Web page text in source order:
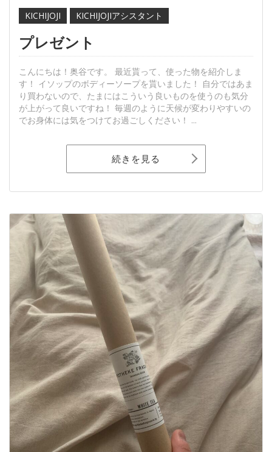
KICHIJOJI
KICHIJOJIアシスタント
プレゼント
こんにちは！奥谷です。 最近貰って、使った物を紹介しま
す！ イソップのボディーソープを貰いました！ 自分ではあま
り買わないので、たまにはこういう良いものを使うのも気分
が上がって良いですね！ 毎週のように天候が変わりやすいの
でお身体には気をつけてお過ごしください！ ...
続きを見る